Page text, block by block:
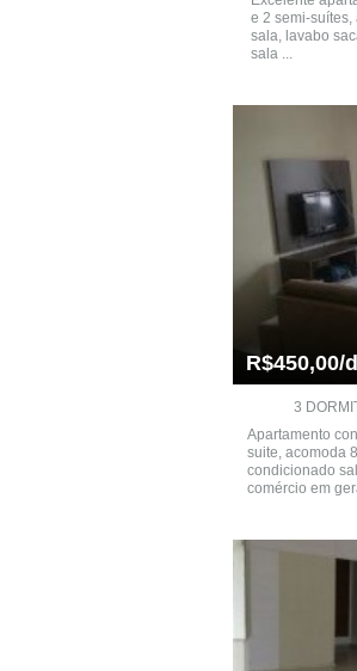
e 2 semi-
sala, lavabo
sala ...
R$450,00/
3
Apartamento
suite, acomoda
condicionado
comércio em